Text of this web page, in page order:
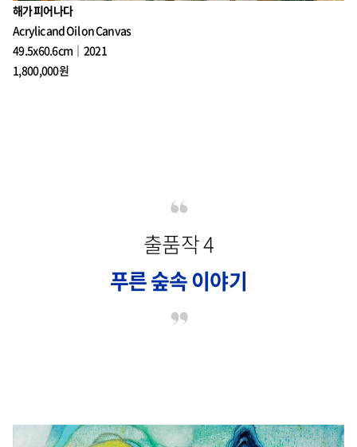
해가 피어나다
Acrylic and Oil on Canvas
49.5x60.6cm｜2021
1,800,000원
출품작 4
푸른 숲속 이야기